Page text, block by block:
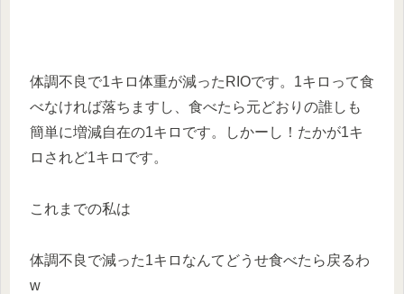
体調不良で1キロ体重が減ったRIOです。1キロって食
べなければ落ちますし、食べたら元どおりの誰しも
簡単に増減自在の1キロです。しかーし！たかが1キ
ロされど1キロです。
これまでの私は
体調不良で減った1キロなんてどうせ食べたら戻るわ
w